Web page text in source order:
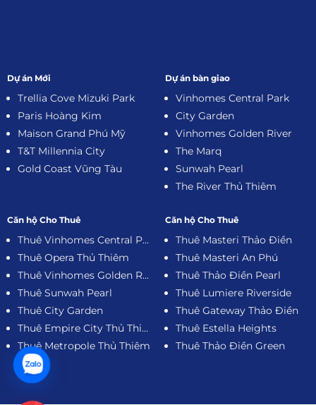
Dự án Mới
Trellia Cove Mizuki Park
Paris Hoàng Kim
Maison Grand Phú Mỹ
T&T Millennia City
Gold Coast Vũng Tàu
Dự án bàn giao
Vinhomes Central Park
City Garden
Vinhomes Golden River
The Marq
Sunwah Pearl
The River Thủ Thiêm
Căn hộ Cho Thuê
Thuê Vinhomes Central Park
Thuê Opera Thủ Thiêm
Thuê Vinhomes Golden River
Thuê Sunwah Pearl
Thuê City Garden
Thuê Empire City Thủ Thiêm
Thuê Metropole Thủ Thiêm
Căn hộ Cho Thuê
Thuê Masteri Thảo Điền
Thuê Masteri An Phú
Thuê Thảo Điền Pearl
Thuê Lumiere Riverside
Thuê Gateway Thảo Điền
Thuê Estella Heights
Thuê Thảo Điền Green